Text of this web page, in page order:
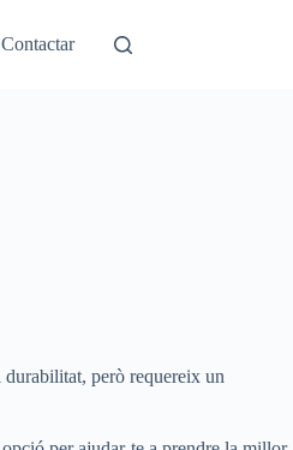
Contactar
però requereix un